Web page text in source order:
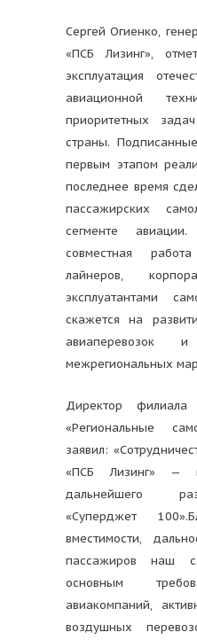
Сергей Огиенко,
«ПСБ Лизинг»,
эксплуатация
авиационной
приоритетных
страны.
первым этапом
последнее время
пассажирских
сегменте
совместная
лайнеров,
эксплуатантами
скажется на
авиаперевозок
межрегиональных
Директор филиала
«Региональные
заявил:
«ПСБ Лизинг» —
дальнейшего
«Суперджет
вместимости,
пассажиров наш
основным
авиакомпаний,
воздушных